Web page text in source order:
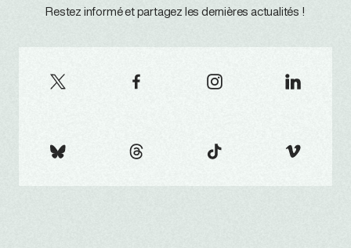
Restez informé et partagez les dernières actualités !